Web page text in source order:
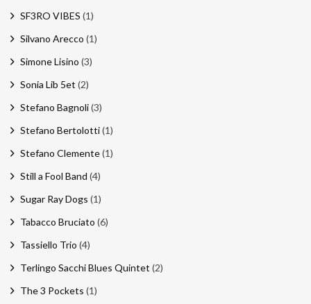
SF3RO VIBES (1)
Silvano Arecco (1)
Simone Lisino (3)
Sonia Lib 5et (2)
Stefano Bagnoli(3)
Stefano Bertolotti(1)
Stefano Clemente(1)
Still a Fool Band (4)
Sugar Ray Dogs (1)
Tabacco Bruciato (6)
Tassiello Trio (4)
Terlingo Sacchi Blues Quintet (2)
The 3 Pockets (1)